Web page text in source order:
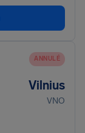
ANNULÉ
Vilnius
VNO